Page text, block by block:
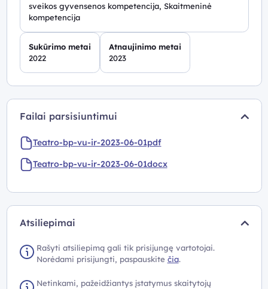
sveikos gyvensenos kompetencija, Skaitmeninė
kompetencija
Sukūrimo metai
2022
Atnaujinimo metai
2023
Failai parsisiuntimui
Teatro-bp-vu-ir-2023-06-01pdf
Teatro-bp-vu-ir-2023-06-01docx
Atsiliepimai
Rašyti atsiliepimą gali tik prisijungę vartotojai.
Norėdami prisijungti, paspauskite čia.
Netinkami, pažeidžiantys įstatymus skaitytojų